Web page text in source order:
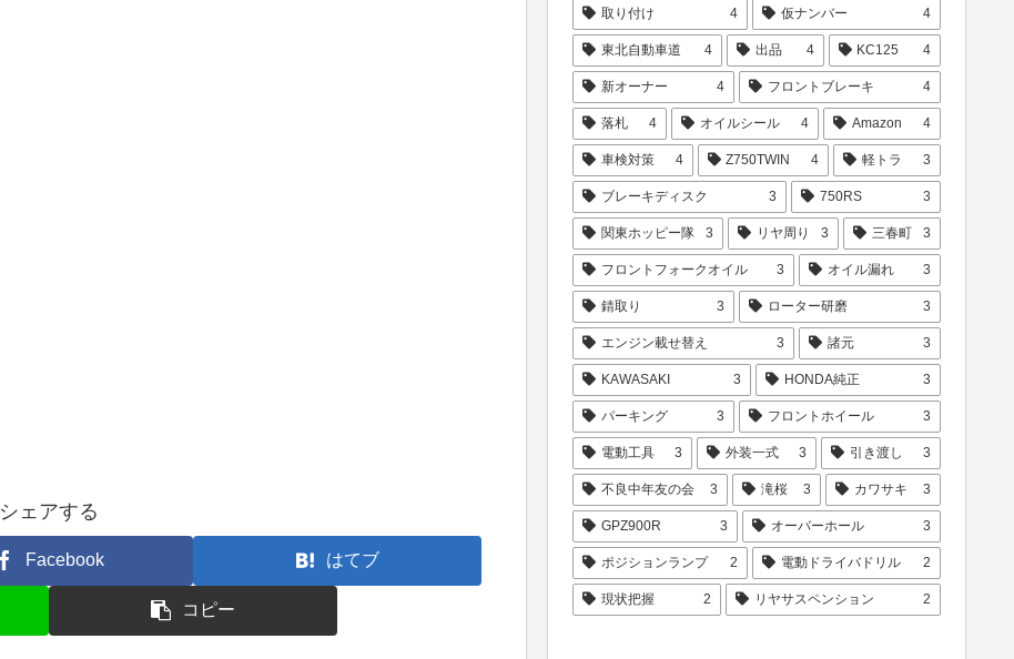
シェアする
Facebook はてブ
コピー
取り付け 4 仮ナンバー 4
東北自動車道 4 出品 4 KC125 4
新オーナー 4 フロントブレーキ 4
落札 4 オイルシール 4 Amazon 4
車検対策 4 Z750TWIN 4 軽トラ 3
ブレーキディスク 3 750RS 3
関東ホッピー隊 3 リヤ周り 3 三春町 3
フロントフォークオイル 3 オイル漏れ 3
錆取り 3 ローター研磨 3
エンジン載せ替え 3 諸元 3
KAWASAKI 3 HONDA純正 3
パーキング 3 フロントホイール 3
電動工具 3 外装一式 3 引き渡し 3
不良中年友の会 3 滝桜 3 カワサキ 3
GPZ900R 3 オーバーホール 3
ポジションランプ 2 電動ドライバドリル 2
現状把握 2 リヤサスペンション 2